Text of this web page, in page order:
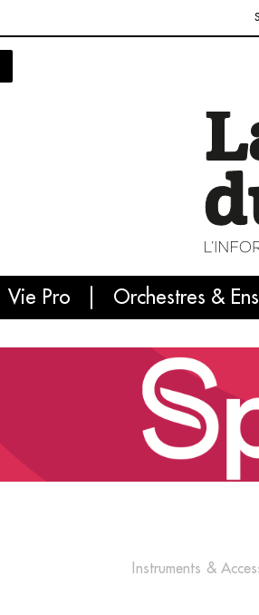
Vie Pro Orchestres &L'info
Instruments &